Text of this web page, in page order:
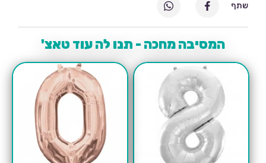
המסיבה מחכה - תנו לה עוד טאצ'
שתף